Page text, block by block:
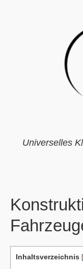
Universelles
Inhaltsverzeichnis [